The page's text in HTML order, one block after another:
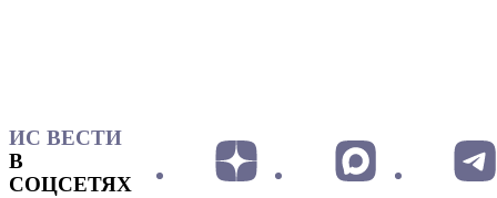
ИС ВЕСТИ
В
СОЦСЕТЯХ